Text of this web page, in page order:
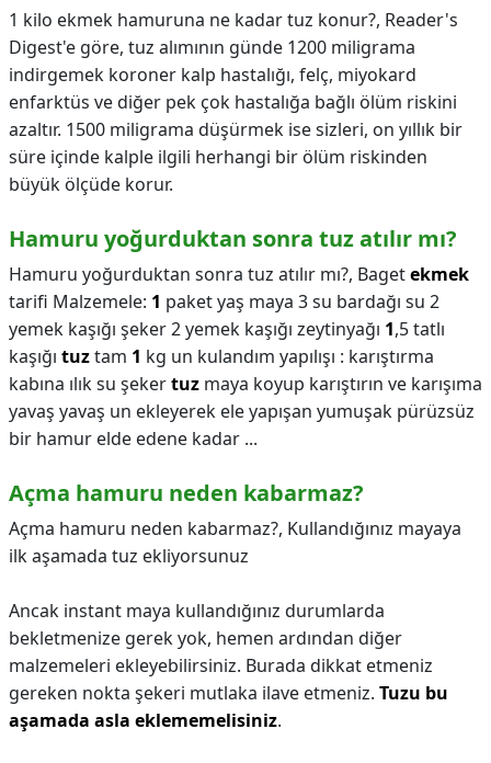
1 kilo ekmek hamuruna ne kadar tuz konur?, Reader's
Digest'e göre, tuz alımının günde 1200 miligrama
indirgemek koroner kalp hastalığı, felç, miyokard
enfarktüs ve diğer pek çok hastalığa bağlı ölüm riskini
azaltır. 1500 miligrama düşürmek ise sizleri, on yıllık bir
süre içinde kalple ilgili herhangi bir ölüm riskinden
büyük ölçüde korur.
Hamuru yoğurduktan sonra tuz atılır mı?
Hamuru yoğurduktan sonra tuz atılır mı?, Bagetekmek
tarifi Malzemele: 1 paket yaş maya 3 su bardağı su 2
yemek kaşığı şeker 2 yemek kaşığı zeytinyağı 1,5 tatlı
kaşığı tuztam 1 kg un kulandım yapılışı : karıştırma
kabına ılık su şekertuz maya koyup karıştırın ve karışıma
yavaş yavaş un ekleyerek ele yapışan yumuşak pürüzsüz
bir hamur elde edene kadar ...
Açma hamuru neden kabarmaz?
Açma hamuru neden kabarmaz?, Kullandığınız mayaya
ilk aşamada tuz ekliyorsunuz
Ancak instant maya kullandığınız durumlarda
bekletmenize gerek yok, hemen ardından diğer
malzemeleri ekleyebilirsiniz. Burada dikkat etmeniz
gereken nokta şekeri mutlaka ilave etmeniz. Tuzu bu
aşamada asla eklememelisiniz.